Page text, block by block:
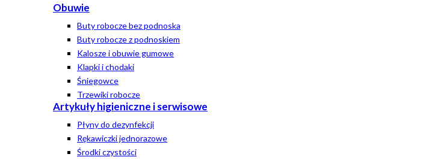
Obuwie
Buty robocze bez podnoska
Buty robocze z podnoskiem
Kalosze i obuwie gumowe
Klapki i chodaki
Śniegowce
Trzewiki robocze
Artykuły higieniczne i serwisowe
Płyny do dezynfekcji
Rękawiczki jednorazowe
Środki czystości